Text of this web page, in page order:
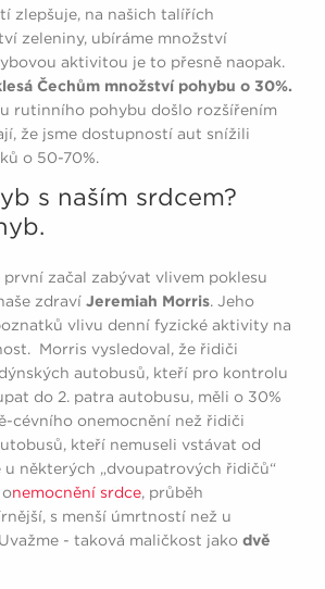
zlepšuje, na našich talířích
zeleniny, ubíráme množství
aktivitou je to přesně naopak.
Čechům množství pohybu o 30%.
rutinního pohybu došlo rozšířením
že jsme dostupností aut snížili
o 50-70%.
s naším srdcem?
první začal zabývat vlivem poklesu
zdraví Jeremiah Morris. Jeho
vlivu denní fyzické aktivity na
Morris vysledoval, že řidiči
autobusů, kteří pro kontrolu
do 2. patra autobusu, měli o 30%
cévního onemocnění než řidiči
kteří nemuseli vstávat od
u některých „dvoupatrových řidičů“
nemocnění srdce, průběh
s menší úmrtností než u
- taková maličkost jako dvě